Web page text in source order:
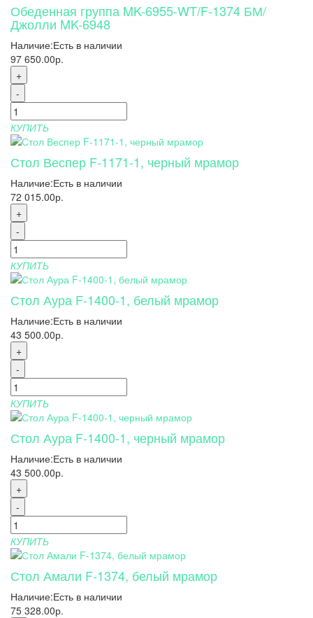
Обеденная группа MK-6955-WT/F-1374 БМ/
Джолли MK-6948
Наличие:Есть в наличии
97 650.00р.
+
-
КУПИТЬ
Стол Веспер F-1171-1, черный мрамор
Наличие:Есть в наличии
72 015.00р.
+
-
КУПИТЬ
Стол Аура F-1400-1, белый мрамор
Наличие:Есть в наличии
43 500.00р.
+
-
КУПИТЬ
Стол Аура F-1400-1, черный мрамор
Наличие:Есть в наличии
43 500.00р.
+
-
КУПИТЬ
Стол Амали F-1374, белый мрамор
Наличие:Есть в наличии
75 328.00р.